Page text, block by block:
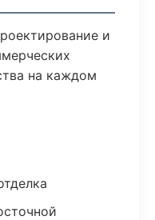
и
на каждом